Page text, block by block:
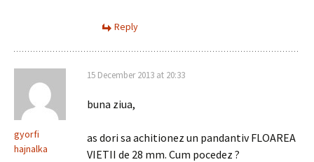
Reply
gyorfi
hajnalka
15 December 2013 at 20:33
buna ziua,
as dori sa achitionez un pandantiv FLOAREA
VIETII de 28 mm. Cum pocedez ?